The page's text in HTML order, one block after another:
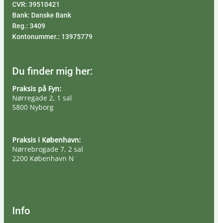
CVR: 39510421
Bank: Danske Bank
Reg.: 3409
Kontonummer.: 13975779
Du finder mig her:
Praksis på Fyn:
Nørregade 2, 1 sal
5800 Nyborg
Praksis i København:
Nørrebrogade 7, 2 sal
2200 København N
Info